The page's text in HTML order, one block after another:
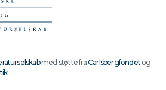
med støtte fraCarlsbergfondetog